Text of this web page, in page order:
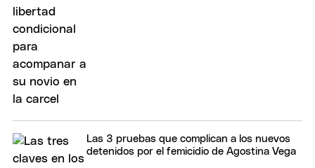
Las 3 pruebas que complican a los nuevos
detenidos por el femicidio de Agostina Vega